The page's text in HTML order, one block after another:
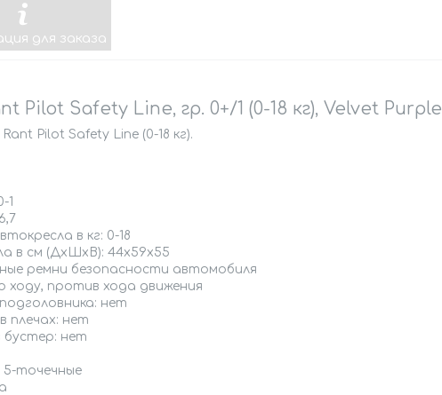
для заказа
Pilot Safety Line, гр. 0+/1 (0-18 кг), Velvet Purple
Pilot Safety Line (0-18 кг).
1
в кг: 0-18
в см (ДхШхВ): 44х59х55
ремни безопасности автомобиля
ходу, против хода движения
нет
плечах: нет
бустер: нет
5-точечные